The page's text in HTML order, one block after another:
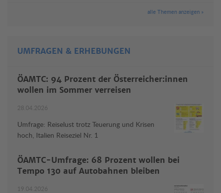
alle Themen anzeigen »
UMFRAGEN & ERHEBUNGEN
ÖAMTC: 94 Prozent der Österreicher:innen
wollen im Sommer verreisen
28.04.2026
Umfrage: Reiselust trotz Teuerung und Krisen
hoch, Italien Reiseziel Nr. 1
ÖAMTC-Umfrage: 68 Prozent wollen bei
Tempo 130 auf Autobahnen bleiben
19.04.2026